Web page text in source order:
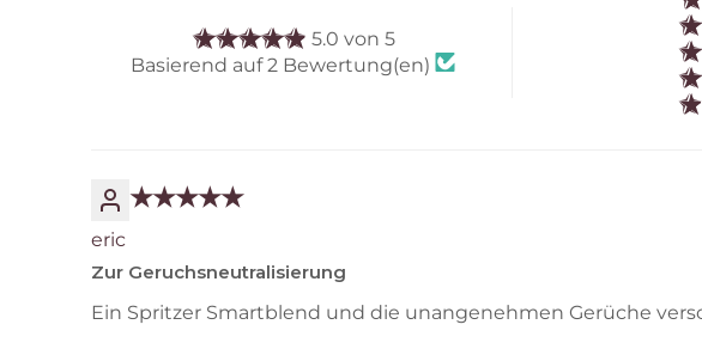
5.0 von 5
Basierend auf 2 Bewertung(en)
eric
Zur Geruchsneutralisierung
Ein Spritzer Smartblend und die unangenehmen Gerüche